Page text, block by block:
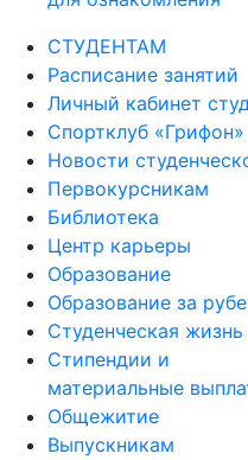
СТУДЕНТАМ
Расписание занятий
Личный кабинет
Спортклуб «Грифон»
Новости
Первокурсникам
Библиотека
Центр карьеры
Образование
Образование за
Студенческая жизнь
Стипендии и
материальные
Общежитие
Выпускникам